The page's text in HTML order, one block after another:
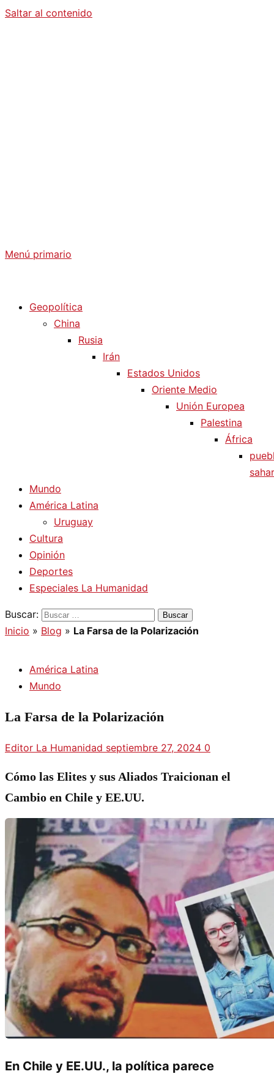
Saltar al contenido
Menú primario
Geopolítica
China
Rusia
Irán
Estados Unidos
Oriente Medio
Unión Europea
Palestina
África
Mundo
América Latina
Uruguay
Cultura
Opinión
Deportes
Especiales La Humanidad
Buscar:
Inicio » Blog » La Farsa de la Polarización
América Latina
Mundo
La Farsa de la Polarización
Editor La Humanidad septiembre 27, 2024 0
Cómo las Elites y sus Aliados Traicionan el
Cambio en Chile y EE.UU.
En Chile y EE.UU., la política parece